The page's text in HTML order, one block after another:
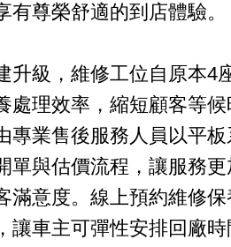
有尊榮舒適的到店體驗。
升級，維修工位自原本4
處理效率，縮短顧客等
專業售後服務人員以平
單與估價流程，讓服務
滿意度。線上預約維修
讓車主可彈性安排回廠